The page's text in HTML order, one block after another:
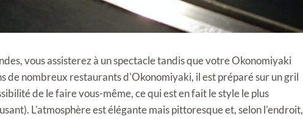
vous assisterez à un spectacle tandis que votre Okonomiyaki
de nombreux restaurants d'Okonomiyaki, il est préparé sur un gril
de le faire vous-même, ce qui est en fait le style le plus
L'atmosphère est élégante mais pittoresque et, selon l'endroit,